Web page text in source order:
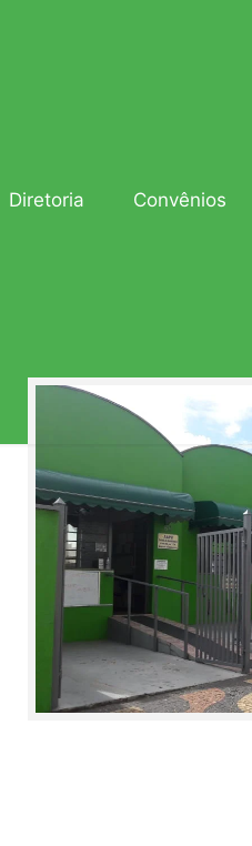
Diretoria Convênios